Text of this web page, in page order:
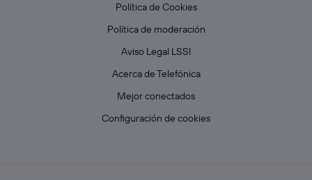
Política de Cookies
Política de moderación
Aviso Legal LSSI
Acerca de Telefónica
Mejor conectados
Configuración de cookies